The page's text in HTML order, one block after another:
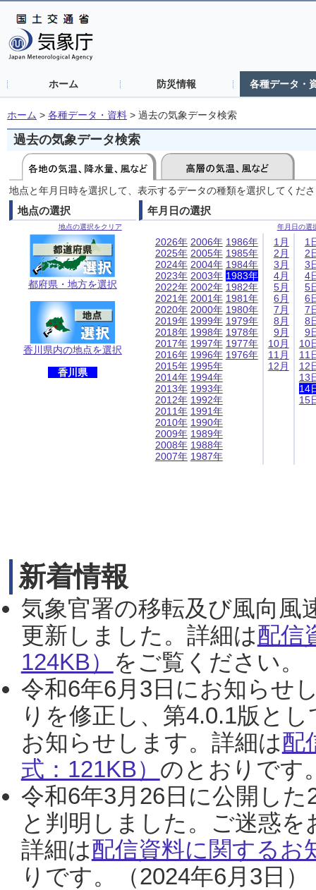
ホーム 防災情報 各種データ・
ホーム > 各種データ・資料 > 過去の気象データ検索
過去の気象データ検索
地点と年月日時を選択して、表示するデータの種類を選択してくだ
地点の選択
地点の選択をクリア
都府県・地方を選択
香川県内の地点を選択
香川県
年月日の選択
年月日の選
2026年
2025年
2024年
2023年
2022年
2021年
2020年
2019年
2018年
2017年
2016年
2015年
2014年
2013年
2012年
2011年
2010年
2009年
2008年
2007年
2006年
2005年
2004年
2003年
2002年
2001年
2000年
1999年
1998年
1997年
1996年
1995年
1994年
1993年
1992年
1991年
1990年
1989年
1988年
1987年
1986年
1985年
1984年
1983年
1982年
1981年
1980年
1979年
1978年
1977年
1976年
1月
2月
3月
4月
5月
6月
7月
8月
9月
10月
11月
12月
1
2
3
4
5
6
7
8
9
10
11
12
13
14
15
新着情報
気象官署の移転及び風向風
更新しました。詳細は配信
124KB） をご覧ください。
令和6年6月3日にお知らせ
りを修正し、第4.0.1版と
お知らせします。詳細は配
式：121KB） のとおりです
令和6年3月26日に公開し
と判明しました。ご迷惑
詳細は配信資料に関するお
りです。（2024年6月3日）